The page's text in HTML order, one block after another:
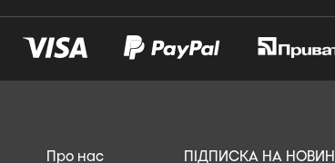
Про нас ПІДПИСКА НА